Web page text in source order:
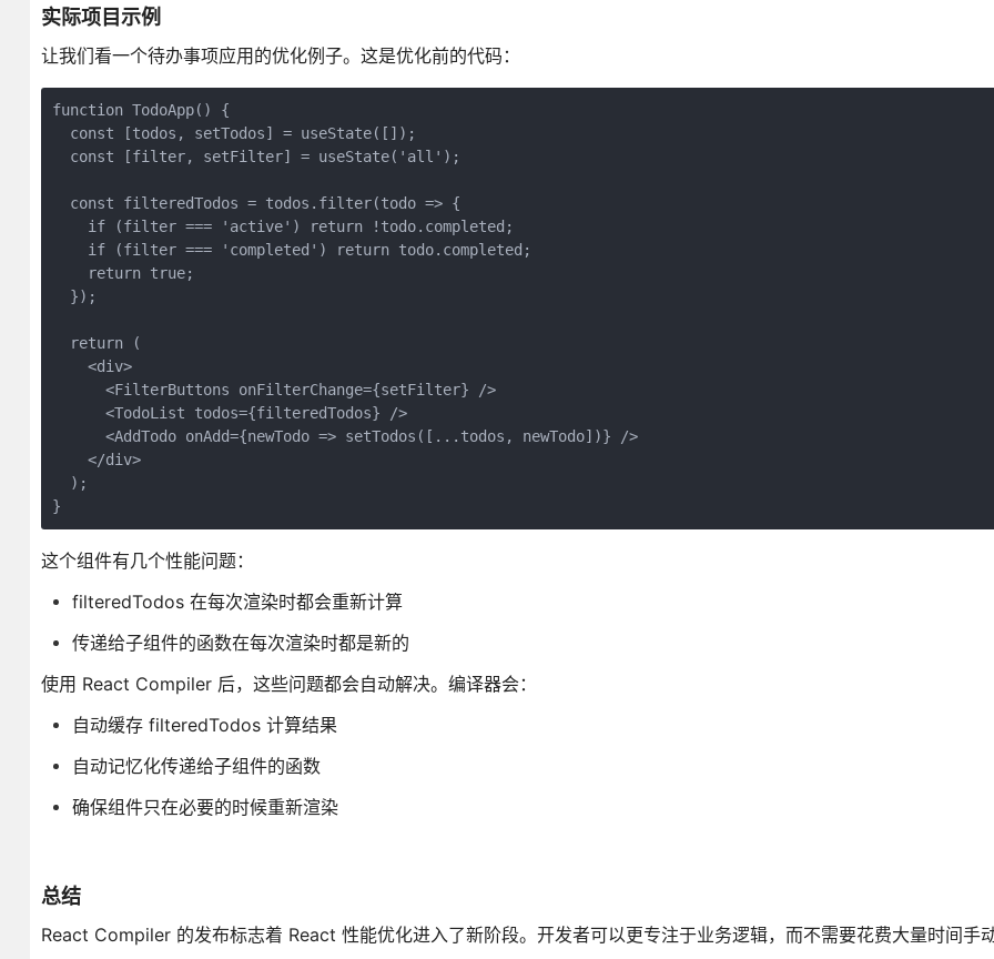
实际项目示例
让我们看一个待办事项应用的优化例子。这是优化前的代码：
function TodoApp() {
  const [todos, setTodos] = useState([]);
  const [filter, setFilter] = useState('all');
  const filteredTodos = todos.filter(todo => {
    if (filter === 'active') return !todo.completed;
    if (filter === 'completed') return todo.completed;
    return true;
  });
  return (
    <div>
      <FilterButtons onFilterChange={setFilter} />
      <TodoList todos={filteredTodos} />
      <AddTodo onAdd={newTodo => setTodos([...todos, newTodo])} />
    </div>
  );
}
这个组件有几个性能问题：
filteredTodos 在每次渲染时都会重新计算
传递给子组件的函数在每次渲染时都是新的
使用 React Compiler 后，这些问题都会自动解决。编译器会：
自动缓存 filteredTodos 计算结果
自动记忆化传递给子组件的函数
确保组件只在必要的时候重新渲染
总结
React Compiler 的发布标志着 React 性能优化进入了新阶段。开发者可以更专注于业务逻辑，而不需要花费大量时间手动